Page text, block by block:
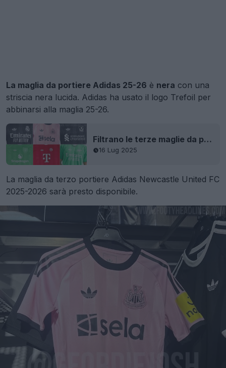
La maglia da portiere Adidas 25-26 è nera con una
striscia nera lucida. Adidas ha usato il logo Trefoil per
abbinarsi alla maglia 25-26.
Filtrano le terze maglie da portiere Adidas 25-26 - Logo trifoglio
16 Lug 2025
La maglia da terzo portiere Adidas Newcastle United FC
2025-2026 sarà presto disponibile.